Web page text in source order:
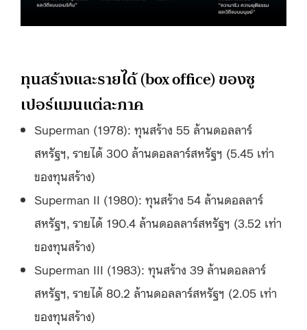
ทุนสร้างและรายได้ (box office) ของซู
เปอร์แมนแต่ละภาค
Superman (1978): ทุนสร้าง 55 ล้านดอลลาร์
สหรัฐฯ, รายได้ 300 ล้านดอลลาร์สหรัฐฯ (5.45 เท่า
ของทุนสร้าง)
Superman II (1980): ทุนสร้าง 54 ล้านดอลลาร์
สหรัฐฯ, รายได้ 190.4 ล้านดอลลาร์สหรัฐฯ (3.52 เท่า
ของทุนสร้าง)
Superman III (1983): ทุนสร้าง 39 ล้านดอลลาร์
สหรัฐฯ, รายได้ 80.2 ล้านดอลลาร์สหรัฐฯ (2.05 เท่า
ของทุนสร้าง)